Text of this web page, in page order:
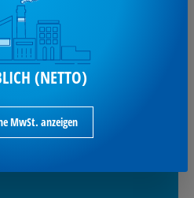
Bestellung. *MBW 100 € netto.
und sparen
(NETTO)
MwSt. anzeigen